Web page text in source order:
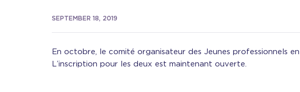
SEPTEMBER 18, 2019
En octobre, le comité organisateur des Jeunes professionnels
L’inscription pour les deux est maintenant ouverte.